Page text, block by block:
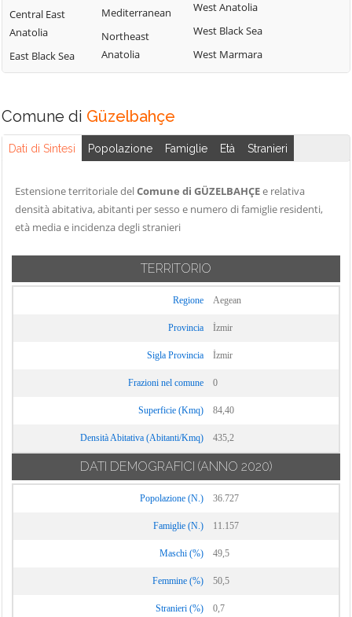
Central East
Anatolia
East Black Sea
Mediterranean
Northeast
Anatolia
West Anatolia
West Black Sea
West Marmara
Comune di Güzelbahçe
Dati di Sintesi Popolazione Famiglie Età Stranieri
Estensione territoriale delComune di GÜZELBAHÇEe relativa
densità abitativa, abitanti per sesso e numero di famiglie residenti,
età media e incidenza degli stranieri
TERRITORIO
Regione Aegean
Provincia İzmir
Sigla Provincia İzmir
Frazioni nel comune 0
Superficie (Kmq) 84,40
Densità Abitativa (Abitanti/Kmq) 435,2
DATI DEMOGRAFICI (ANNO 2020)
Popolazione (N.) 36.727
Famiglie (N.) 11.157
Maschi (%) 49,5
Femmine (%) 50,5
Stranieri (%) 0,7